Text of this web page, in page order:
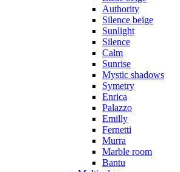
Authority
Silence beige
Sunlight
Silence
Calm
Sunrise
Mystic shadows
Symetry
Enrica
Palazzo
Emilly
Fernetti
Murra
Marble room
Bantu